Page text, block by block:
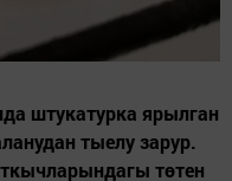
штукатурка ярылган
тыелу зарур.
төтен